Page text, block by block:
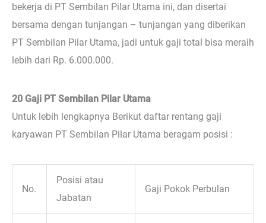
bekerja di PT Sembilan Pilar Utama ini, dan disertai
bersama dengan tunjangan – tunjangan yang diberikan
PT Sembilan Pilar Utama, jadi untuk gaji total bisa meraih
lebih dari Rp. 6.000.000.
20 Gaji PT Sembilan Pilar Utama
Untuk lebih lengkapnya Berikut daftar rentang gaji
karyawan PT Sembilan Pilar Utama beragam posisi :
No.
Posisi atau
Jabatan
Gaji Pokok Perbulan